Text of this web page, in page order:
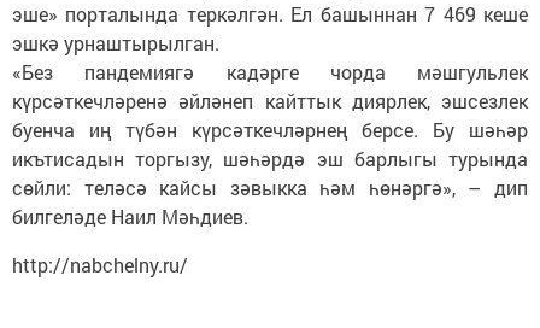
эше» порталында теркәлгән. Ел башыннан 7 469 кеше
эшкә урнаштырылган.
«Без пандемиягә кадәрге чорда мәшгульлек
күрсәткечләренә әйләнеп кайттык диярлек, эшсезлек
буенча иң түбән күрсәткечләрнең берсе. Бу шәһәр
икътисадын торгызу, шәһәрдә эш барлыгы турында
сөйли: теләсә кайсы зәвыкка һәм һөнәргә», – дип
билгеләде Наил Мәһдиев.
http://nabchelny.ru/